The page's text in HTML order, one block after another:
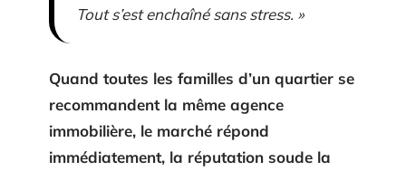
Tout s’est enchaîné sans stress. »
Quand toutes les familles d’un quartier se
recommandent la même agence
immobilière, le marché répond
immédiatement, la réputation soude la